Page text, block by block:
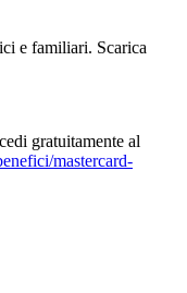
e familiari. Scarica
gratuitamente al
mastercard-